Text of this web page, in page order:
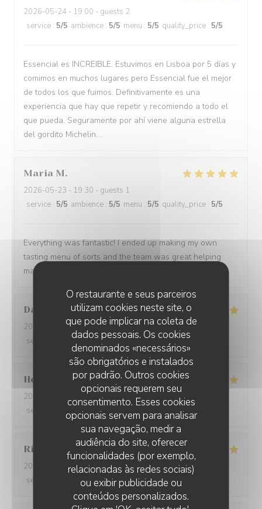
O restaurante e seus parceiros
utilizam cookies neste site, o
que pode implicar na coleta de
dados pessoais. Os cookies
denominados «necessários»
são obrigatórios e instalados
por padrão. Outros cookies
opcionais requerem seu
consentimento. Esses cookies
opcionais servem para analisar
sua navegação, medir a
audiência do site, oferecer
funcionalidades (por exemplo,
relacionadas às redes sociais)
ou exibir publicidade ou
conteúdos personalizados.
2026-05-24 - 19:00 - guests 2
service : 5/5 ambience : 5/5 menu : 5/5 quality_price : 5/5
Essencial es INCREIBLE. Estuvimos en Lisboa por 5 días y
comimos en muchos lugares pero Essencial fue el mejor
de todos los que fuimos. Definitivamente es una
experiencia que hay que repetir y recomiendo a todo el
que pueda. Seguramente por ahí viene alguna estrella
del gordito Michelin....
Maria M
2026-05-23 - 19:30 - guests 1
service : 5/5 ambience : 5/5 menu : 5/5 quality_price : 5/5
Everything was fantastic! I ended up making my own
tasting menu of sorts and the team was great helping
making a wine paring for each course.
David
2026-05-28- 19:15 - guests 7
service
ambience: 5/5 menu :5/5 quality_price
Ho Fung
2026-05-24
- 19:30 - guests 2
service
ambience /5 quality_price
Riccardo L
2026-05-25
- 21:45 - guests 2
service
ambience:4/5 menu:5/5 quality_price